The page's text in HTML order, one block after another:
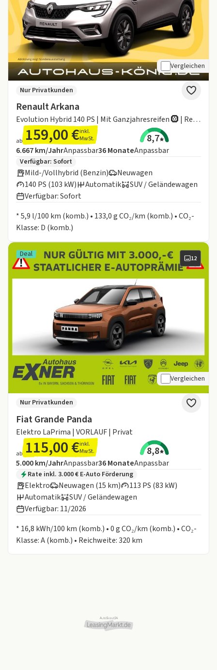
Vergleichen
Renault Arkana
Evolution Hybrid 140 PS | Mit Ganzjahresreifen 🛞 | Reduzierte Bereitstellungskosten❗️
Nur Privatkunden
ab 159,00 €inkl.
MwSt.
8,7
Angebotsdetails:
Inklusive Laufleistung
6.667 km/JahrAnpassbarLaufzeit
36MonateAnpassbar
Zusätzliche Fahrzeuginformationen:
Verfügbar: Sofort
Mild-/Vollhybrid (Benzin)
Neuwagen
140 PS (103 kW)
Automatik
SUV / Geländewagen
Verfügbar: Sofort
* 5,9 l/100 km (komb.) • 133,0 g CO₂/km (komb.) • CO₂-
Klasse: D (komb.)
12
Deal
Vergleichen
Fiat Grande Panda
Elektro LaPrima | VORLAUF | Privat
Nur Privatkunden
ab 115,00 €inkl.
MwSt.
8,8
Angebotsdetails:
Inklusive Laufleistung
5.000 km/JahrAnpassbarLaufzeit
36MonateAnpassbar
Zusätzliche Fahrzeuginformationen:
Rate inkl. 3.000 € E-Auto Förderung
Elektro Neuwagen (15 km)
113 PS (83 kW)
Automatik
SUV / Geländewagen
Verfügbar: 11/2026
* 16,8 kWh/100 km (komb.) • 0 g CO₂/km (komb.) • CO₂-
Klasse: A (komb.) • Reichweite: 320 km